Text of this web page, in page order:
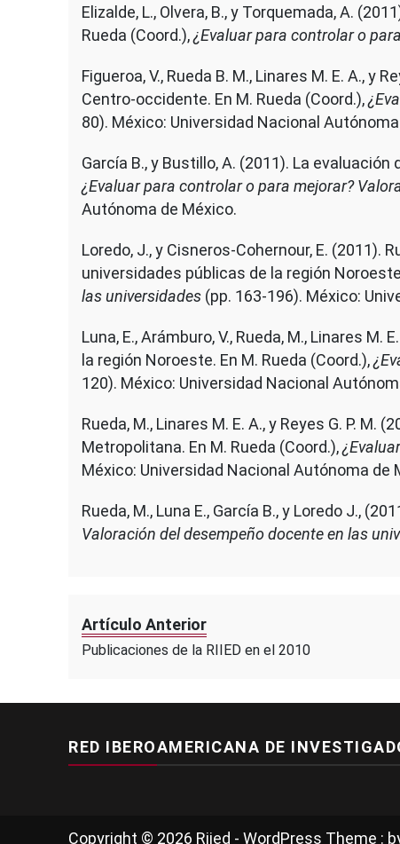
Elizalde, L., Olvera, B., y Torquemada, A.
Rueda (Coord.),¿Evaluar para controlar o
Figueroa, V., Rueda B. M., Linares M. E. A.,
Centro-occidente. En M. Rueda (Coord.),
80). México: Universidad Nacional
García B., y Bustillo, A. (2011). La
¿Evaluar para controlar o para mejorar?
Autónoma de México.
Loredo, J., y Cisneros-Cohernour, E. (2011).
universidades públicas de la región
las universidades (pp. 163-196). México:
Luna, E., Arámburo, V., Rueda, M., Linares
la región Noroeste. En M. Rueda (Coord.),
120). México: Universidad Nacional
Rueda, M., Linares M. E. A., y Reyes G. P.
Metropolitana. En M. Rueda (Coord.),
México: Universidad Nacional Autónoma de
Rueda, M., Luna E., García B., y Loredo J.,
Valoración del desempeño docente en las
Artículo Anterior
Publicaciones de la RIIED en el 2010
RED IBEROAMERICANA DE
Copyright © 2026 Riied - WordPress Theme :